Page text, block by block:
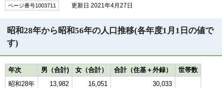
ページ番号1003711 更新日 2021年4月27日
昭和28年から昭和56年の人口推移(各年度1月1日の値で
す)
年次 男（合計) 女（合計） 合計（住基＋外録）
世帯数
昭和28年
13,982 16,051
30,033